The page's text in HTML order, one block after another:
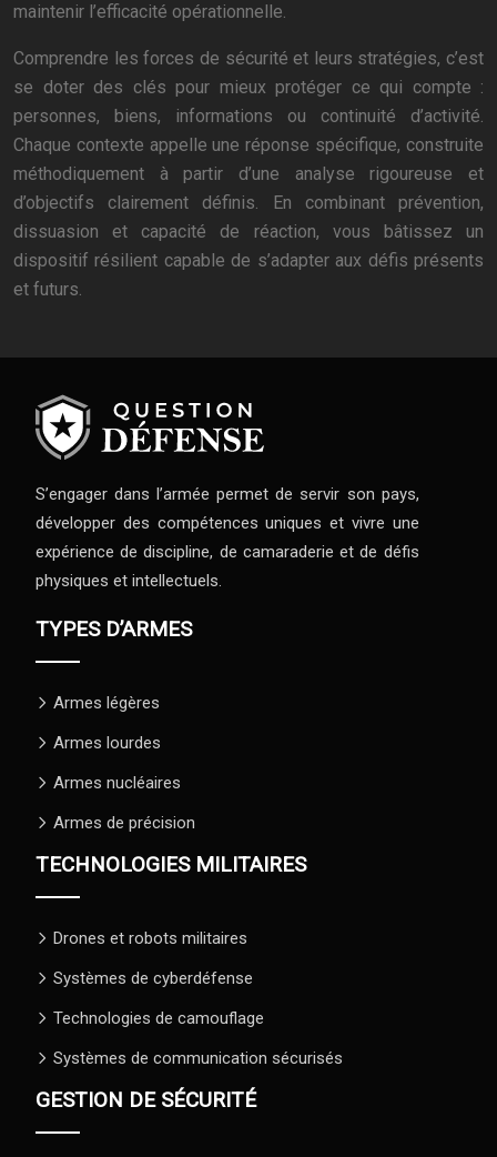
maintenir l’efficacité opérationnelle.
Comprendre les forces de sécurité et leurs stratégies, c’est
se doter des clés pour mieux protéger ce qui compte :
personnes, biens, informations ou continuité d’activité.
Chaque contexte appelle une réponse spécifique, construite
méthodiquement à partir d’une analyse rigoureuse et
d’objectifs clairement définis. En combinant prévention,
dissuasion et capacité de réaction, vous bâtissez un
dispositif résilient capable de s’adapter aux défis présents
et futurs.
S’engager dans l’armée permet de servir son pays,
développer des compétences uniques et vivre une
expérience de discipline, de camaraderie et de défis
physiques et intellectuels.
TYPES D’ARMES
Armes légères
Armes lourdes
Armes nucléaires
Armes de précision
TECHNOLOGIES MILITAIRES
Drones et robots militaires
Systèmes de cyberdéfense
Technologies de camouflage
Systèmes de communication sécurisés
GESTION DE SÉCURITÉ